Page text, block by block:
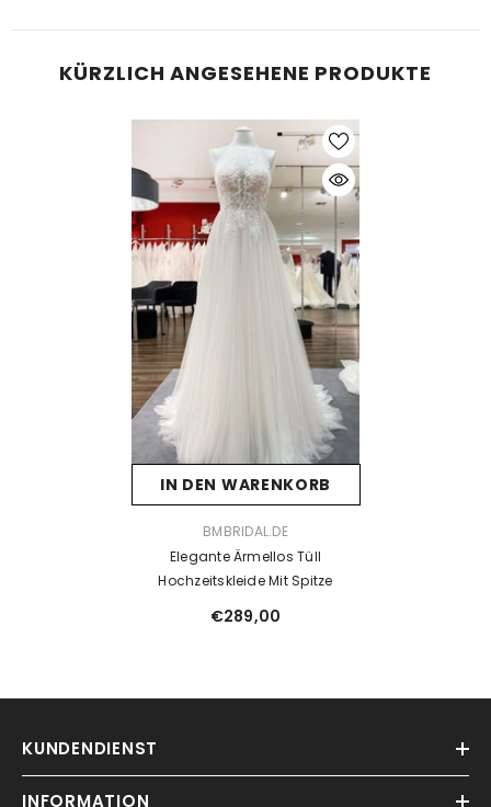
KÜRZLICH ANGESEHENE PRODUKTE
IN DEN WARENKORB
BMBRIDAL.DE
Elegante Ärmellos Tüll
Hochzeitskleide Mit Spitze
€289,00
KUNDENDIENST
INFORMATION